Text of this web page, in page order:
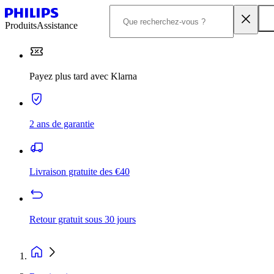
ProduitsAssistance
Payez plus tard avec Klarna
2 ans de garantie
Livraison gratuite des €40
Retour gratuit sous 30 jours